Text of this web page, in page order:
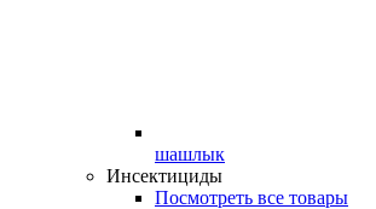
шашлык
Инсектициды
Посмотреть все товары